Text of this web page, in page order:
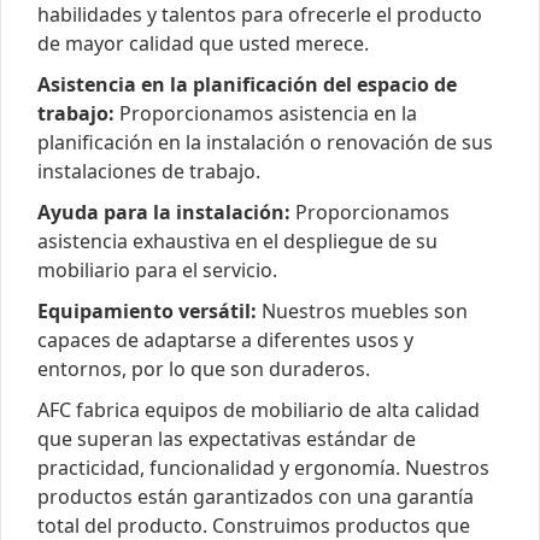
habilidades y talentos para ofrecerle el producto
de mayor calidad que usted merece.
Asistencia en la planificación del espacio de
trabajo: Proporcionamos asistencia en la
planificación en la instalación o renovación de sus
instalaciones de trabajo.
Ayuda para la instalación: Proporcionamos
asistencia exhaustiva en el despliegue de su
mobiliario para el servicio.
Equipamiento versátil: Nuestros muebles son
capaces de adaptarse a diferentes usos y
entornos, por lo que son duraderos.
AFC fabrica equipos de mobiliario de alta calidad
que superan las expectativas estándar de
practicidad, funcionalidad y ergonomía. Nuestros
productos están garantizados con una garantía
total del producto. Construimos productos que